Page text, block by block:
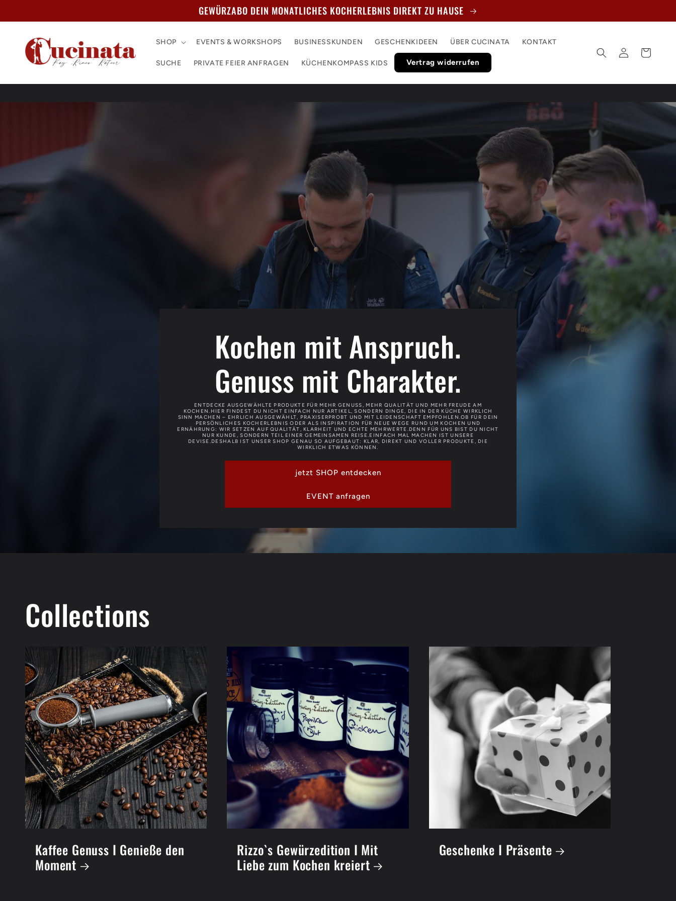
Inhalt
GEWÜRZABO DEIN MONATLICHES KOCHERLEBNIS DIREKT ZU HAUSE
SHOP EVENTS & WORKSHOPS BUSINESSKUNDEN GESCHENKIDEEN ÜBER CUCINATA KONTAKT
SUCHE PRIVATE FEIER ANFRAGEN KÜCHENKOMPASS KIDS Vertrag widerrufen
EinloggenWarenkorb
Kochen mit Anspruch.
Genuss mit Charakter.
ENTDECKE AUSGEWÄHLTE PRODUKTE FÜR MEHR GENUSS, MEHR QUALITÄT UND MEHR FREUDE AM
KOCHEN.HIER FINDEST DU NICHT EINFACH NUR ARTIKEL, SONDERN DINGE, DIE IN DER KÜCHE WIRKLICH
SINN MACHEN – EHRLICH AUSGEWÄHLT, PRAXISERPROBT UND MIT LEIDENSCHAFT EMPFOHLEN.OB FÜR DEIN
PERSÖNLICHES KOCHERLEBNIS ODER ALS INSPIRATION FÜR NEUE WEGE RUND UM KOCHEN UND
ERNÄHRUNG: WIR SETZEN AUF QUALITÄT, KLARHEIT UND ECHTE MEHRWERTE.DENN FÜR UNS BIST DU NICHT
NUR KUNDE, SONDERN TEIL EINER GEMEINSAMEN REISE.EINFACH MAL MACHEN IST UNSERE
DEVISE.DESHALB IST UNSER SHOP GENAU SO AUFGEBAUT: KLAR, DIREKT UND VOLLER PRODUKTE, DIE
WIRKLICH ETWAS KÖNNEN.
jetzt SHOP entdecken
EVENT anfragen
Collections
Kaffee Genuss I Genieße den
Moment
Rizzo`s Gewürzedition I Mit
Liebe zum Kochen kreiert
Geschenke I Präsente